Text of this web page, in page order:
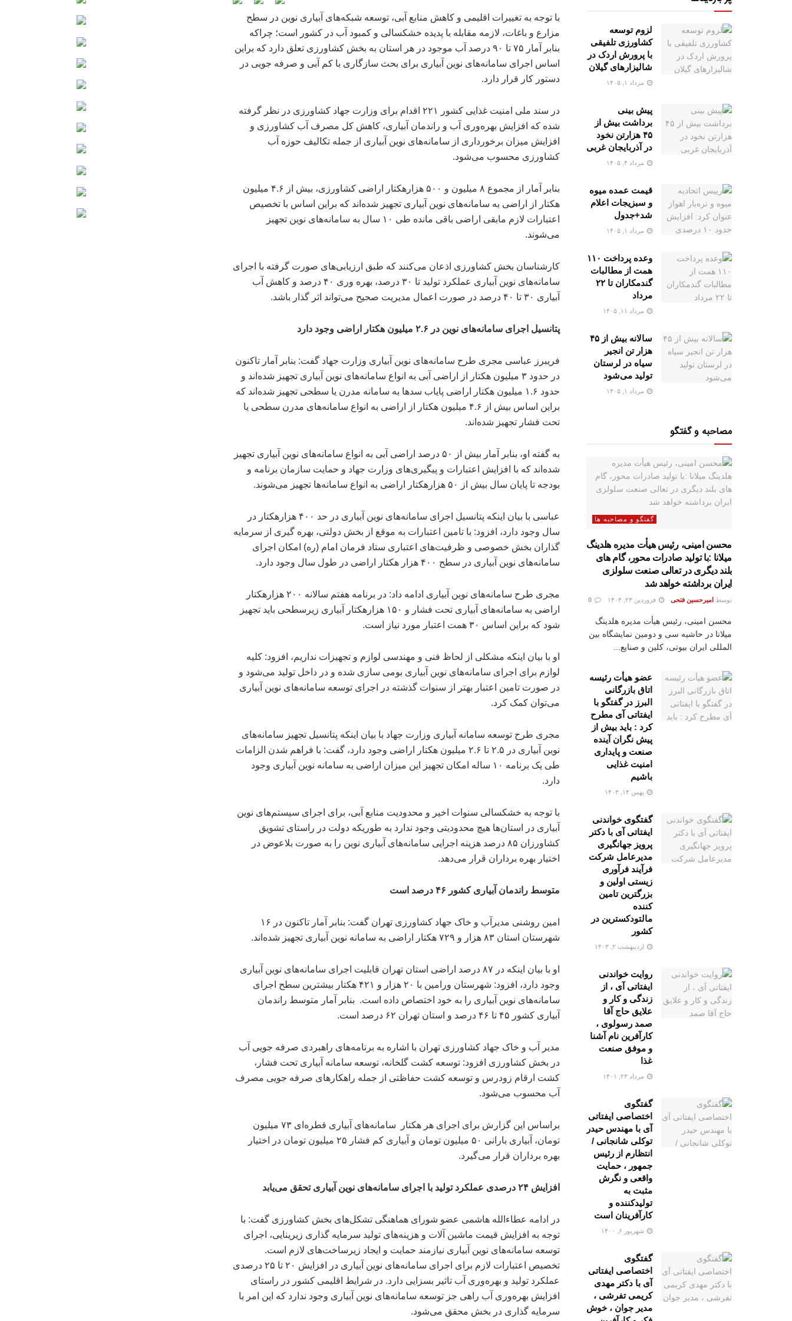
با توجه به تغییرات اقلیمی و کاهش منابع آبی، توسعه شبکه‌های آبیاری نوین در سطح
مزارع و باغات، لازمه مقابله با پدیده خشکسالی و کمبود آب در کشور است؛ چراکه
بنابر آمار ۷۵ تا ۹۰ درصد آب موجود در هر استان به بخش کشاورزی تعلق دارد که براین
اساس اجرای سامانه‌های نوین آبیاری برای بحث سازگاری با کم آبی و صرفه جویی در
دستور کار قرار دارد.
در سند ملی امنیت غذایی کشور ۲۲۱ اقدام برای وزارت جهاد کشاورزی در نظر گرفته
شده که افزایش بهره‌وری آب و راندمان آبیاری، کاهش کل مصرف آب کشاورزی و
افزایش میزان برخورداری از سامانه‌های نوین آبیاری از جمله تکالیف حوزه آب
کشاورزی محسوب می‌شود.
بنابر آمار از مجموع ۸ میلیون و ۵۰۰ هزارهکتار اراضی کشاورزی، بیش از ۴.۶ میلیون
هکتار از اراضی به سامانه‌های نوین آبیاری تجهیز شده‌اند که براین اساس با تخصیص
اعتبارات لازم مابقی اراضی باقی مانده طی ۱۰ سال به سامانه‌های نوین تجهیز
می‌شوند.
کارشناسان بخش کشاورزی اذعان می‌کنند که طبق ارزیابی‌های صورت گرفته با اجرای
سامانه‌های نوین آبیاری عملکرد تولید تا ۳۰ درصد، بهره وری ۴۰ درصد و کاهش آب
آبیاری ۳۰ تا ۴۰ درصد در صورت اعمال مدیریت صحیح می‌تواند اثر گذار باشد.
پتانسیل اجرای سامانه‌های نوین در ۲.۶ میلیون هکتار اراضی وجود دارد
فریبرز عباسی مجری طرح سامانه‌های نوین آبیاری وزارت جهاد گفت: بنابر آمار تاکنون
در حدود ۳ میلیون هکتار از اراضی آبی به انواع سامانه‌های نوین آبیاری تجهیز شده‌اند و
حدود ۱.۶ میلیون هکتار اراضی پایاب سد‌ها به سامانه مدرن یا سطحی تجهیز شده‌اند که
براین اساس بیش از ۴.۶ میلیون هکتار از اراضی به انواع سامانه‌های مدرن سطحی یا
تحت فشار تجهیز شده‌اند.
به گفته او، بنابر آمار بیش از ۵۰ درصد اراضی آبی به انواع سامانه‌های نوین آبیاری تجهیز
شده‌اند که با افزایش اعتبارات و پیگیری‌های وزارت جهاد و حمایت سازمان برنامه و
بودجه تا پایان سال بیش از ۵۰ هزارهکتار اراضی به انواع سامانه‌ها تجهیز می‌شوند.
عباسی با بیان اینکه پتانسیل اجرای سامانه‌های نوین آبیاری در حد ۴۰۰ هزارهکتار در
سال وجود دارد، افزود: با تامین اعتبارات به موقع از بخش دولتی، بهره گیری از سرمایه
گذاران بخش خصوصی و ظرفیت‌های اعتباری ستاد فرمان امام (ره) امکان اجرای
سامانه‌های نوین آبیاری در سطح ۴۰۰ هزار هکتار اراضی در طول سال وجود دارد.
مجری طرح سامانه‌های نوین آبیاری ادامه داد: در برنامه هفتم سالانه ۲۰۰ هزارهکتار
اراضی به سامانه‌های آبیاری تحت فشار و ۱۵۰ هزارهکتار آبیاری زیرسطحی باید تجهیز
شود که براین اساس ۳۰ همت اعتبار مورد نیاز است.
او با بیان اینکه مشکلی از لحاظ فنی و مهندسی لوازم و تجهیزات نداریم، افزود: کلیه
لوازم برای اجرای سامانه‌های نوین آبیاری بومی سازی شده و در داخل تولید می‌شود و
در صورت تامین اعتبار بهتر از سنوات گذشته در اجرای توسعه سامانه‌های نوین آبیاری
می‌توان کمک کرد.
مجری طرح توسعه سامانه آبیاری وزارت جهاد با بیان اینکه پتانسیل تجهیز سامانه‌های
نوین آبیاری در ۲.۵ تا ۲.۶ میلیون هکتار اراضی وجود دارد، گفت: با فراهم شدن الزامات
طی یک برنامه ۱۰ ساله امکان تجهیز این میزان اراضی به سامانه نوین آبیاری وجود
دارد.
با توجه به خشکسالی سنوات اخیر و محدودیت منابع آبی، برای اجرای سیستم‌های نوین
آبیاری در استان‌ها هیچ محدودیتی وجود ندارد به طوریکه دولت در راستای تشویق
کشاورزان ۸۵ درصد هزینه اجرایی سامانه‌های آبیاری نوین را به صورت بلاعوض در
اختیار بهره برداران قرار می‌دهد.
متوسط راندمان آبیاری کشور ۴۶ درصد است
امین روشنی مدیرآب و خاک جهاد کشاورزی تهران گفت: بنابر آمار تاکنون در ۱۶
شهرستان استان ۸۳ هزار و ۷۲۹ هکتار اراضی به سامانه نوین آبیاری تجهیز شده‌اند.
او با بیان اینکه در ۸۷ درصد اراضی استان تهران قابلیت اجرای سامانه‌های نوین آبیاری
وجود دارد، افزود: شهرستان ورامین با ۲۰ هزار و ۴۲۱ هکتار بیشترین سطح اجرای
سامانه‌های نوین آبیاری را به خود اختصاص داده است. بنابر آمار متوسط راندمان
آبیاری کشور ۴۵ تا ۴۶ درصد و استان تهران ۶۲ درصد است.
مدیر آب و خاک جهاد کشاورزی تهران با اشاره به برنامه‌های راهبردی صرفه جویی آب
در بخش کشاورزی افزود: توسعه کشت گلخانه، توسعه سامانه آبیاری تحت فشار،
کشت ارقام زودرس و توسعه کشت حفاظتی از جمله راهکار‌های صرفه جویی مصرف
آب محسوب می‌شود.
براساس این گزارش برای اجرای هر هکتار سامانه‌های آبیاری قطره‌ای ۷۳ میلیون
تومان، آبیاری بارانی ۵۰ میلیون تومان و آبیاری کم فشار ۲۵ میلیون تومان در اختیار
بهره برداران قرار می‌گیرد.
افزایش ۲۴ درصدی عملکرد تولید با اجرای سامانه‌های نوین آبیاری تحقق می‌یابد
در ادامه عطاءالله هاشمی عضو شورای هماهنگی تشکل‌های بخش کشاورزی گفت: با
توجه به افزایش قیمت ماشین آلات و هزینه‌های تولید سرمایه گذاری زیرینایی، اجرای
توسعه سامانه‌های نوین آبیاری نیازمند حمایت و ایجاد زیرساخت‌های لازم است.
تخصیص اعتبارات لازم برای اجرای سامانه‌های نوین آبیاری در افزایش ۲۰ تا ۲۵ درصدی
عملکرد تولید و بهره‌وری آب تاثیر بسزایی دارد. در شرایط اقلیمی کشور در راستای
افزایش بهره‌وری آب راهی جز توسعه سامانه‌های نوین آبیاری وجود ندارد که این امر با
سرمایه گذاری در بخش محقق می‌شود.
لزوم توسعه
کشاورزی تلفیقی
با پرورش اردک در
شالیزارهای گیلان
مرداد ۱, ۱۴۰۵
پیش بینی
برداشت بیش از
۴۵ هزارتن نخود
در آذربایجان غربی
مرداد ۴, ۱۴۰۵
قیمت عمده میوه
و سبزیجات اعلام
شد+جدول
مرداد ۱, ۱۴۰۵
وعده پرداخت ۱۱۰
همت از مطالبات
گندمکاران تا ۲۲
مرداد
مرداد ۱۱, ۱۴۰۵
سالانه بیش از ۴۵
هزار تن انجیر
سیاه در لرستان
تولید می‌شود
مرداد ۱, ۱۴۰۵
مصاحبه و گفتگو
گفتگو و مصاحبه ها
محسن امینی، رئیس هیأت مدیره هلدینگ
میلانا :با تولید صادرات محور، گام های
بلند دیگری در تعالی صنعت سلولزی
ایران برداشته خواهد شد
توسط امیرحسین فتحی فروردین ۲۳, ۱۴۰۴
محسن امینی، رئیس هیأت مدیره هلدینگ
میلانا در حاشیه سی و دومین نمایشگاه بین
المللی ایران بیوتی، کلین و صنایع...
عضو هیأت رئیسه
اتاق بازرگانی
البرز در گفتگو با
ایفتاتی آی مطرح
کرد : باید بیش از
پیش نگران آینده
صنعت و پایداری
امنیت غذایی
باشیم
بهمن ۱۴, ۱۴۰۳
گفتگوی خواندنی
ایفتاتی آی با دکتر
پرویز جهانگیری
مدیرعامل شرکت
فرآیند فرآوری
زیستی اولین و
بزرگترین تامین
کننده
مالتودکسترین در
کشور
اردیبهشت ۲, ۱۴۰۳
روایت خواندنی
ایفتاتی آی ، از
زندگی و کار و
علایق حاج آقا
صمد رسولوی ،
کارآفرین نام آشنا
و موفق صنعت
غذا
مرداد ۲۳, ۱۴۰۱
گفتگوی
اختصاصی ایفتاتی
آی با مهندس حیدر
توکلی شانجانی /
انتظارم از رئیس
جمهور ، حمایت
واقعی و نگرش
مثبت به
تولیدکننده و
کارآفرینان است
شهریور ۶, ۱۴۰۰
گفتگوی
اختصاصی ایفتاتی
آی با دکتر مهدی
کریمی تفرشی ،
مدیر جوان ، خوش